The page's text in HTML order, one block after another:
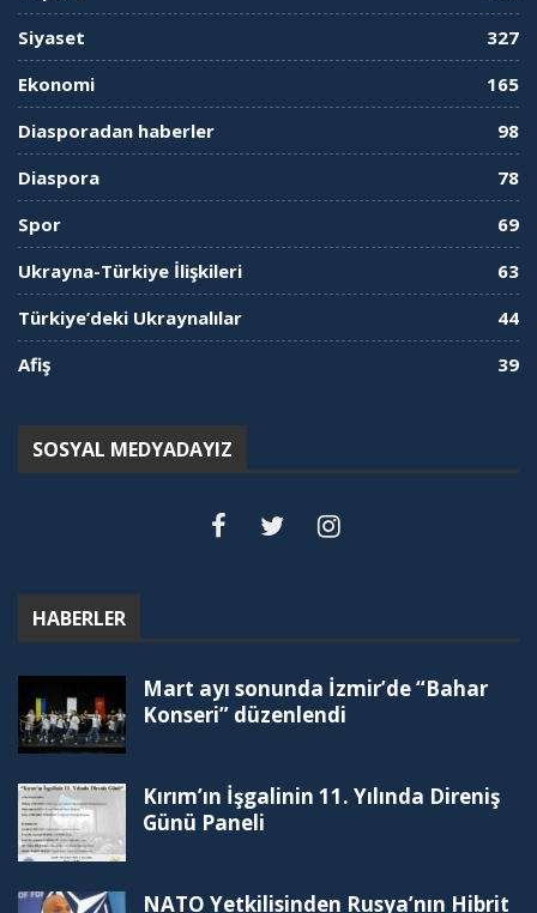
Siyaset
327
Ekonomi
165
Diasporadan haberler
98
Diaspora
78
Spor
69
Ukrayna-Türkiye İlişkileri
63
Türkiye’deki Ukraynalılar
44
Afiş
39
SOSYAL MEDYADAYIZ
HABERLER
Mart ayı sonunda İzmir’de “Bahar
Konseri” düzenlendi
Kırım’ın İşgalinin 11. Yılında Direniş
Günü Paneli
NATO Yetkilisinden Rusya’nın Hibrit